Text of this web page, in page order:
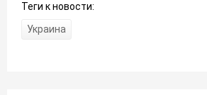
Теги к новости:
Украина